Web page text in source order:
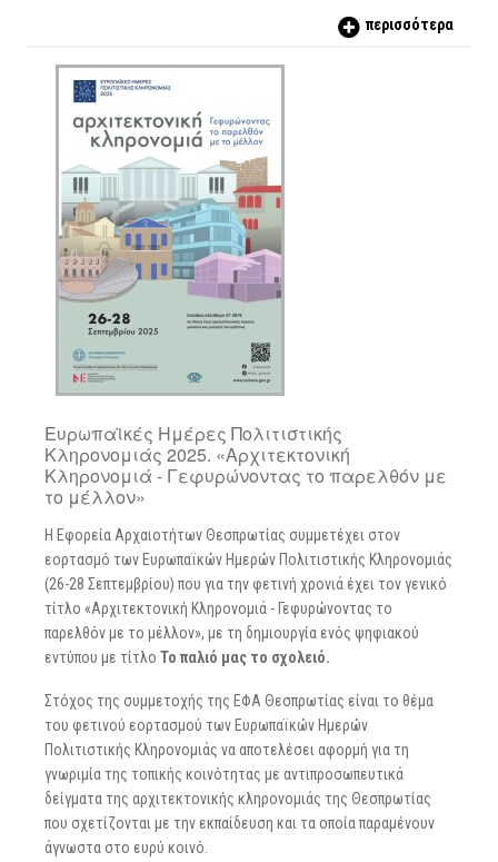
περισσότερα
Ευρωπαϊκές Ημέρες Πολιτιστικής
Κληρονομιάς 2025. «Αρχιτεκτονική
Κληρονομιά - Γεφυρώνοντας το παρελθόν με
το μέλλον»
Η Εφορεία Αρχαιοτήτων Θεσπρωτίας συμμετέχει στον
εορτασμό των Ευρωπαϊκών Ημερών Πολιτιστικής Κληρονομιάς
(26-28 Σεπτεμβρίου) που για την φετινή χρονιά έχει τον γενικό
τίτλο «Αρχιτεκτονική Κληρονομιά - Γεφυρώνοντας το
παρελθόν με το μέλλον», με τη δημιουργία ενός ψηφιακού
εντύπου με τίτλο Το παλιό μας το σχολειό.
Στόχος της συμμετοχής της ΕΦΑ Θεσπρωτίας είναι το θέμα
του φετινού εορτασμού των Ευρωπαϊκών Ημερών
Πολιτιστικής Κληρονομιάς να αποτελέσει αφορμή για τη
γνωριμία της τοπικής κοινότητας με αντιπροσωπευτικά
δείγματα της αρχιτεκτονικής κληρονομιάς της Θεσπρωτίας
που σχετίζονται με την εκπαίδευση και τα οποία παραμένουν
άγνωστα στο ευρύ κοινό.